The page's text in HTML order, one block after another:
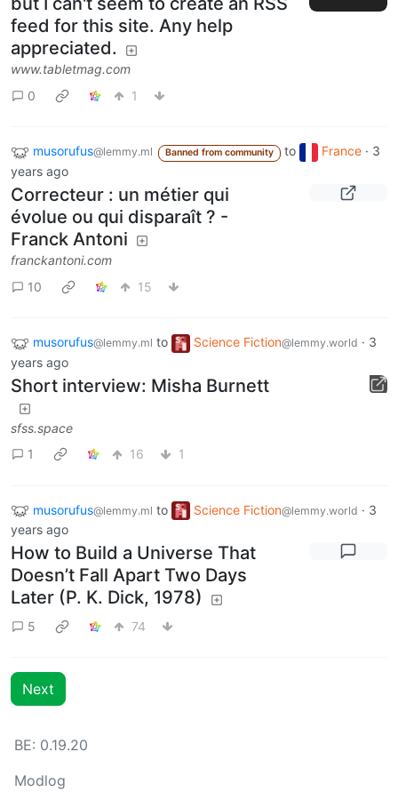
feed for this site. Any help
appreciated.
www.tabletmag.com
0
1
musorufus@lemmy.ml Banned from community to France· 3
years ago
Correcteur : un métier qui
évolue ou qui disparaît ? -
Franck Antoni
franckantoni.com
10
15
musorufus@lemmy.ml to Science Fiction@lemmy.world · 3
years ago
Short interview: Misha Burnett
sfss.space
1
16 1
musorufus@lemmy.ml to Science Fiction@lemmy.world · 3
years ago
How to Build a Universe That
Doesn’t Fall Apart Two Days
Later (P. K. Dick, 1978)
5 74
Next
BE: 0.19.20
Modlog